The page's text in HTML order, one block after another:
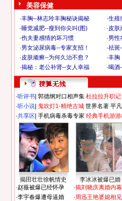
美容保健
·丰胸--林志玲丰胸秘诀揭秘 ·生殖
·睡觉减肥--瘦到你尖叫(图) ·皮肤
·伤夫妻感情的坏习惯 ·男性
·男女泌尿病毒--专家支招！ ·祛斑
·皮肤顽癣--为何久治不愈？ ·丰胸
·揭秘：老公补肾--女人幸福 ·喝酒
·听评书 郭德纲对口相声集 杜拉拉升职记
·听小说 鬼吹灯1-精绝古城 世界名著 平
·共享区 手机病毒杀毒专家 经典手机游
揭田壮壮徐帆情史 李冰冰被爆已婚
·赵薇被爆已经怀孕
·李宇春爆遭母逼婚
·揭刘晓庆离婚内幕
·周迅王艳婆媳相见